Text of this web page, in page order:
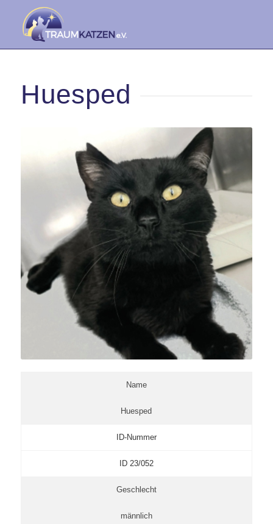
Huesped
Name
Huesped
ID-Nummer
ID 23/052
Geschlecht
männlich